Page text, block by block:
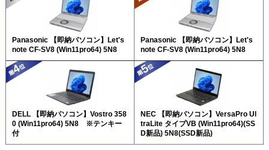
Panasonic 【即納パソコン】Let's
note CF-SV8 (Win11pro64) 5N8
Panasonic 【即納パソコン】Let's
note CF-SV8 (Win11pro64) 5N8
DELL 【即納パソコン】Vostro 358
0 (Win11pro64) 5N8 ※テンキー
付
NEC 【即納パソコン】VersaPro Ul
traLite タイプVB (Win11pro64)(SS
D新品) 5N8(SSD新品)